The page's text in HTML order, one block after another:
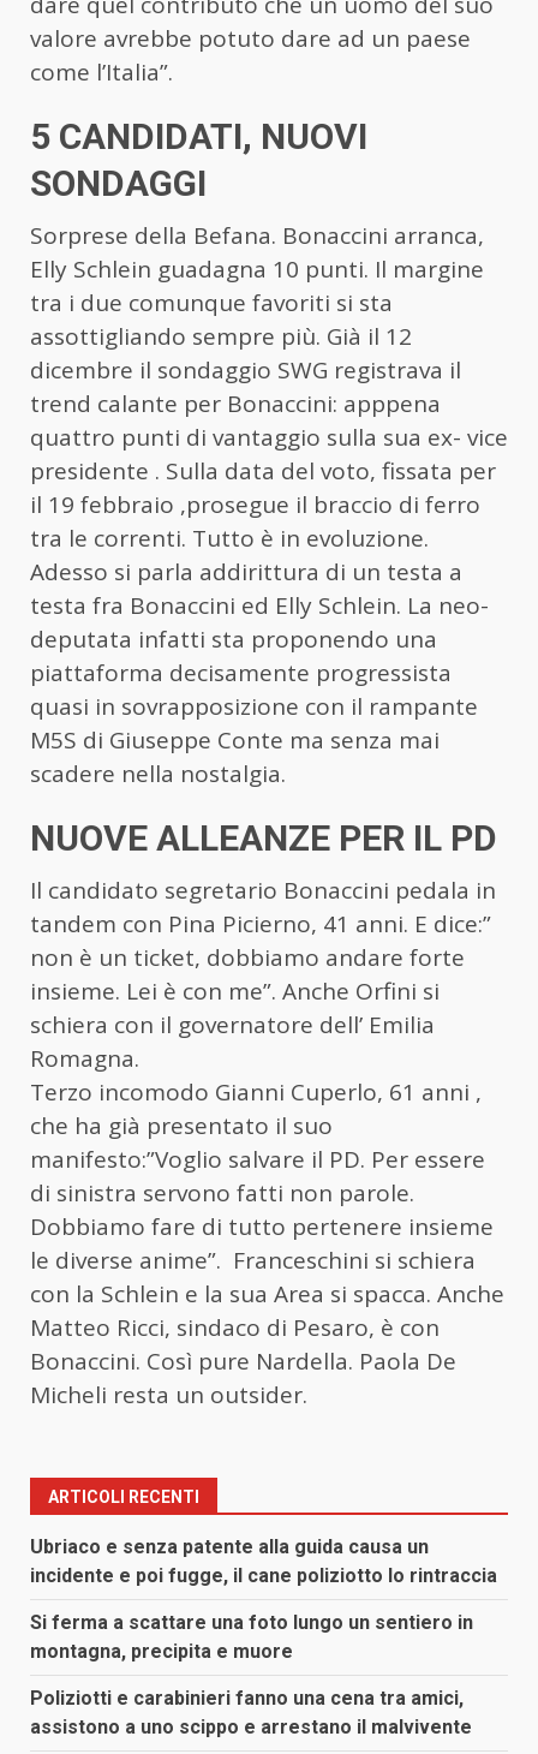
valore avrebbe potuto dare ad un paese
come l’Italia”.
5 CANDIDATI, NUOVI
SONDAGGI
Sorprese della Befana. Bonaccini arranca,
Elly Schlein guadagna 10 punti. Il margine
tra i due comunque favoriti si sta
assottigliando sempre più. Già il 12
dicembre il sondaggio SWG registrava il
trend calante per Bonaccini: apppena
quattro punti di vantaggio sulla sua ex- vice
presidente . Sulla data del voto, fissata per
il 19 febbraio ,prosegue il braccio di ferro
tra le correnti. Tutto è in evoluzione.
Adesso si parla addirittura di un testa a
testa fra Bonaccini ed Elly Schlein. La neo-
deputata infatti sta proponendo una
piattaforma decisamente progressista
quasi in sovrapposizione con il rampante
M5S di Giuseppe Conte ma senza mai
scadere nella nostalgia.
NUOVE ALLEANZE PER IL PD
Il candidato segretario Bonaccini pedala in
tandem con Pina Picierno, 41 anni. E dice:”
non è un ticket, dobbiamo andare forte
insieme. Lei è con me”. Anche Orfini si
schiera con il governatore dell’ Emilia
Romagna.
Terzo incomodo Gianni Cuperlo, 61 anni ,
che ha già presentato il suo
manifesto:”Voglio salvare il PD. Per essere
di sinistra servono fatti non parole.
Dobbiamo fare di tutto pertenere insieme
le diverse anime”. Franceschini si schiera
con la Schlein e la sua Area si spacca. Anche
Matteo Ricci, sindaco di Pesaro, è con
Bonaccini. Così pure Nardella. Paola De
Micheli resta un outsider.
ARTICOLI RECENTI
Ubriaco e senza patente alla guida causa un
incidente e poi fugge, il cane poliziotto lo rintraccia
Si ferma a scattare una foto lungo un sentiero in
montagna, precipita e muore
Poliziotti e carabinieri fanno una cena tra amici,
assistono a uno scippo e arrestano il malvivente